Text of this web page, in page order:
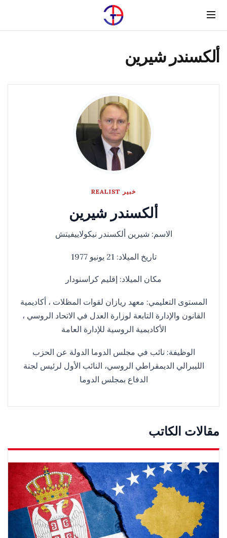
Menu
ألكسندر شيرين
خبير REALIST
ألكسندر شيرين
الاسم: شيرين ألكسندر نيكولاييفيتش
تاريخ الميلاد: 21 يونيو 1977
مكان الميلاد: إقليم كراسنودار
المستوى التعليمي: معهد ريازان لقوات المظلات ، أكاديمية
القانون والإدارة التابعة لوزارة العدل في الاتحاد الروسي ،
الأكاديمية الروسية للإدارة العامة
الوظيفة: نائب في مجلس الدوما الدولة عن الحزب
الليبرالي الديمقراطي الروسي، النائب الأول لرئيس لجنة
الدفاع بمجلس الدوما
مقالات الكاتب